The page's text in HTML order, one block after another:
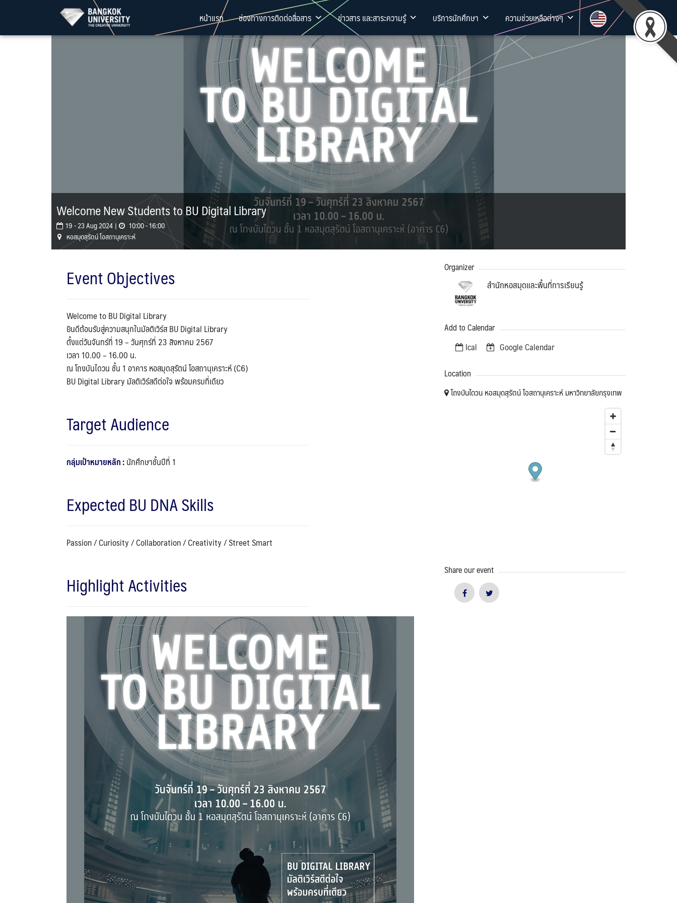
content
หน้าแรก ช่องทางการติดต่อสื่อสาร ข่าวสาร และสาระความรู้ บริการนักศึกษา ความช่วยเหลือต่างๆ
Welcome New Students to BU Digital Library
19 - 23 Aug 2024 |
10:00 - 16:00
หอสมุดสุรัตน์ โอสถานุเคราะห์
Event Objectives
Welcome to BU Digital Library
ยินดีต้อนรับสู่ความสนุกในมัลติเวิร์ส BU Digital Library
ตั้งแต่วันจันทร์ที่ 19 – วันศุกร์ที่ 23 สิงหาคม 2567
เวลา 10.00 – 16.00 น.
ณ โถงบันไดวน ชั้น 1 อาคาร หอสมุดสุรัตน์ โอสถานุเคราะห์ (C6)
BU Digital Library มัลติเวิร์สดีต่อใจ พร้อมครบที่เดียว
Target Audience
กลุ่มเป้าหมายหลัก :นักศึกษาชั้นปีที่ 1
Expected BU DNA Skills
Passion / Curiosity / Collaboration / Creativity / Street Smart
Highlight Activities
Organizer
สำนักหอสมุดและพื้นที่การเรียนรู้
Add to Calendar
Ical Google Calendar
Location
โถงบันไดวน หอสมุดสุรัตน์ โอสถานุเคราะห์ มหาวิทยาลัยกรุงเทพ
Share our event